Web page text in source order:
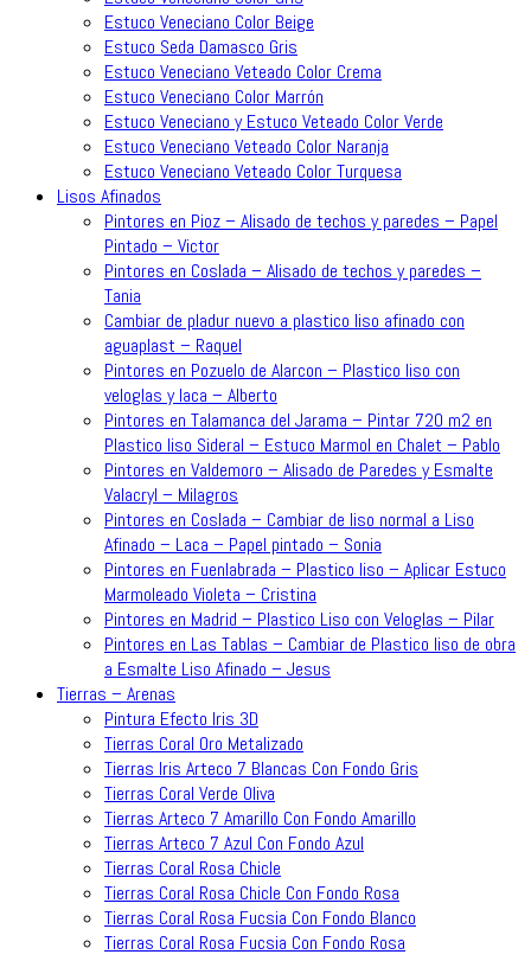
Estuco Veneciano Color Beige
Estuco Seda Damasco Gris
Estuco Veneciano Veteado Color Crema
Estuco Veneciano Color Marrón
Estuco Veneciano y Estuco Veteado Color Verde
Estuco Veneciano Veteado Color Naranja
Estuco Veneciano Veteado Color Turquesa
Lisos Afinados
Pintores en Pioz – Alisado de techos y paredes – Papel
Pintado – Victor
Pintores en Coslada – Alisado de techos y paredes –
Tania
Cambiar de pladur nuevo a plastico liso afinado con
aguaplast – Raquel
Pintores en Pozuelo de Alarcon – Plastico liso con
veloglas y laca – Alberto
Pintores en Talamanca del Jarama – Pintar 720 m2 en
Plastico liso Sideral – Estuco Marmol en Chalet – Pablo
Pintores en Valdemoro – Alisado de Paredes y Esmalte
Valacryl – Milagros
Pintores en Coslada – Cambiar de liso normal a Liso
Afinado – Laca – Papel pintado – Sonia
Pintores en Fuenlabrada – Plastico liso – Aplicar Estuco
Marmoleado Violeta – Cristina
Pintores en Madrid – Plastico Liso con Veloglas – Pilar
Pintores en Las Tablas – Cambiar de Plastico liso de obra
a Esmalte Liso Afinado – Jesus
Tierras – Arenas
Pintura Efecto Iris 3D
Tierras Coral Oro Metalizado
Tierras Iris Arteco 7 Blancas Con Fondo Gris
Tierras Coral Verde Oliva
Tierras Arteco 7 Amarillo Con Fondo Amarillo
Tierras Arteco 7 Azul Con Fondo Azul
Tierras Coral Rosa Chicle
Tierras Coral Rosa Chicle Con Fondo Rosa
Tierras Coral Rosa Fucsia Con Fondo Blanco
Tierras Coral Rosa Fucsia Con Fondo Rosa